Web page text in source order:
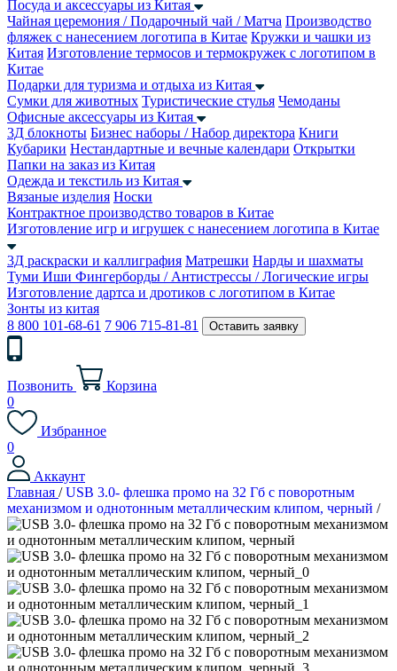
Посуда и аксессуары из Китая
Чайная церемония / Подарочный чай / Матча Производство
фляжек с нанесением логотипа в Китае Кружки и чашки из
Китая Изготовление термосов и термокружек с логотипом в
Китае
Подарки для туризма и отдыха из Китая
Сумки для животных Туристические стулья Чемоданы
Офисные аксессуары из Китая
3Д блокноты Бизнес наборы / Набор директора Книги
Кубарики Нестандартные и вечные календари Открытки
Папки на заказ из Китая
Одежда и текстиль из Китая
Вязаные изделия Носки
Контрактное производство товаров в Китае
Изготовление игр и игрушек с нанесением логотипа в Китае
3Д раскраски и каллиграфия Матрешки Нарды и шахматы
Туми Иши Фингерборды / Антистрессы / Логические игры
Изготовление дартса и дротиков с логотипом в Китае
Зонты из китая
8 800 101-68-61 7 906 715-81-81 Оставить заявку
Позвонить
Корзина
0
Избранное
0
Аккаунт
Главная / USB 3.0- флешка промо на 32 Гб с поворотным
механизмом и однотонным металлическим клипом, черный /